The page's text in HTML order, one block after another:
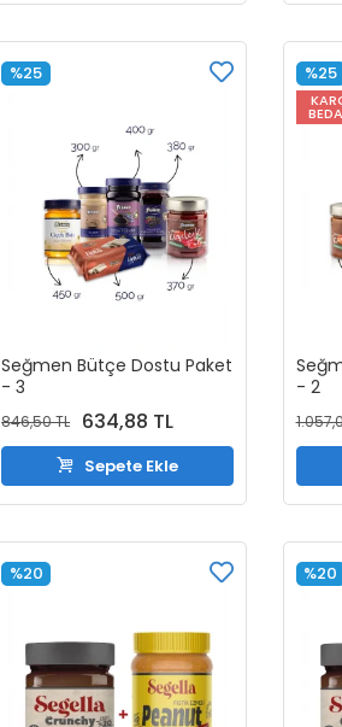
Seğmen Bütçe Dostu Paket
- 3
%25
846,50 TL 634,88 TL
Sepete Ekle
- 2
%25
%20 %20